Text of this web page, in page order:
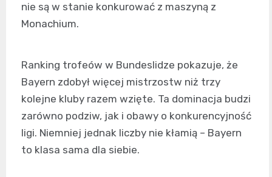
nie są w stanie konkurować z maszyną z
Monachium.
Ranking trofeów w Bundeslidze pokazuje, że
Bayern zdobył więcej mistrzostw niż trzy
kolejne kluby razem wzięte. Ta dominacja budzi
zarówno podziw, jak i obawy o konkurencyjność
ligi. Niemniej jednak liczby nie kłamią – Bayern
to klasa sama dla siebie.